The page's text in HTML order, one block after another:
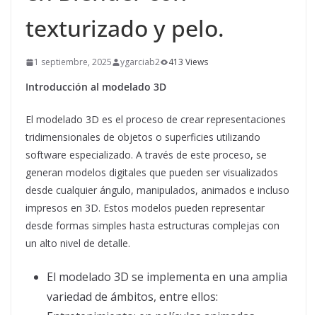
texturizado y pelo.
1 septiembre, 2025 ygarciab2 413 Views
Introducción al modelado 3D
El modelado 3D es el proceso de crear representaciones
tridimensionales de objetos o superficies utilizando
software especializado. A través de este proceso, se
generan modelos digitales que pueden ser visualizados
desde cualquier ángulo, manipulados, animados e incluso
impresos en 3D. Estos modelos pueden representar
desde formas simples hasta estructuras complejas con
un alto nivel de detalle.
El modelado 3D se implementa en una amplia
variedad de ámbitos, entre ellos: